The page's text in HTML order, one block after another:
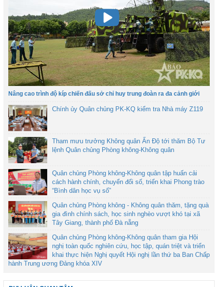
Nâng cao trình độ kíp chiến đấu sở chỉ huy trung đoàn ra đa cảnh giới
Chính ủy Quân chủng PK-KQ kiểm tra Nhà máy Z119
Tham mưu trưởng Không quân Ấn Độ tới thăm Bộ Tư
lệnh Quân chủng Phòng không-Không quân
Quân chủng Phòng không-Không quân tập huấn cải
cách hành chính, chuyển đổi số, triển khai Phong trào
“Bình dân học vụ số”
Quân chủng Phòng không - Không quân thăm, tặng quà
gia đình chính sách, học sinh nghèo vượt khó tại xã
Tây Giang, thành phố Đà nẵng
Quân chủng Phòng không-Không quân tham gia Hội
nghị toàn quốc nghiên cứu, học tập, quán triệt và triển
khai thực hiện Nghị quyết Hội nghị lần thứ ba Ban Chấp
hành Trung ương Đảng khóa XIV